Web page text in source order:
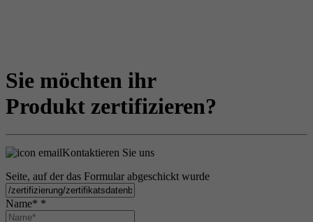
Sie möchten ihr
Produkt zertifizieren?
Kontaktieren Sie uns
Seite, auf der das Formular abgeschickt wurde
Name* *